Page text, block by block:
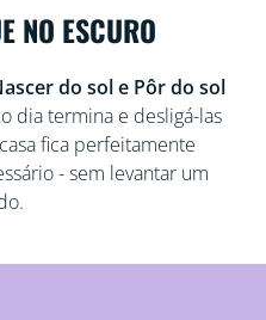
NO ESCURO
do sol e Pôr do sol
dia termina e desligá-las
fica perfeitamente
- sem levantar um